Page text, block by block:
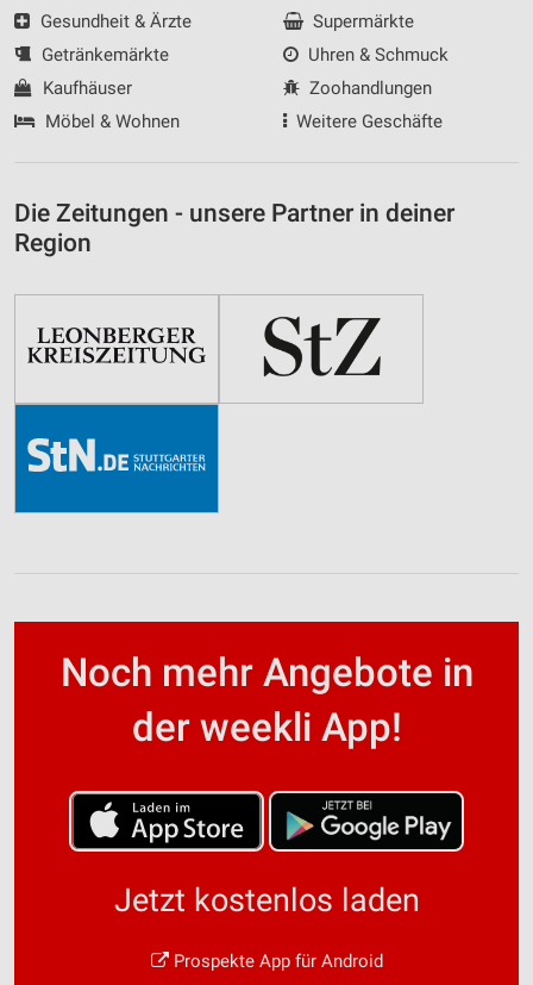
Gesundheit & Ärzte
Getränkemärkte
Kaufhäuser
Möbel & Wohnen
Supermärkte
Uhren & Schmuck
Zoohandlungen
Weitere Geschäfte
Die Zeitungen - unsere Partner in deiner
Region
Noch mehr Angebote in
der weekli App!
Jetzt kostenlos laden
Prospekte App für Android